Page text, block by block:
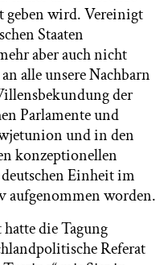
geben wird. Vereinigt
Staaten
aber auch nicht
alle unsere Nachbarn
der
Parlamente und
und in den
konzeptionellen
Einheit im
aufgenommen worden.
die Tagung
Referat